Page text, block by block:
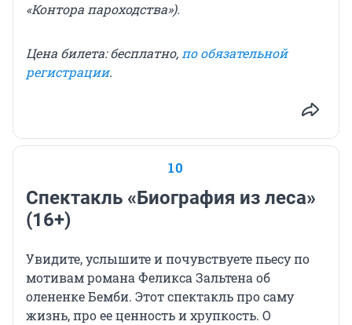
«Контора пароходства»).
Цена билета: бесплатно, по обязательной
регистрации.
10
Спектакль «Биография из леса»
(16+)
Увидите, услышите и почувствуете пьесу по
мотивам романа Феликса Зальтена об
олененке Бемби. Этот спектакль про саму
жизнь, про ее ценность и хрупкость. О